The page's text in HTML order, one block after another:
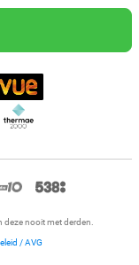
deze nooit met derden.
/ AVG
d'Opale
is open,
helpen